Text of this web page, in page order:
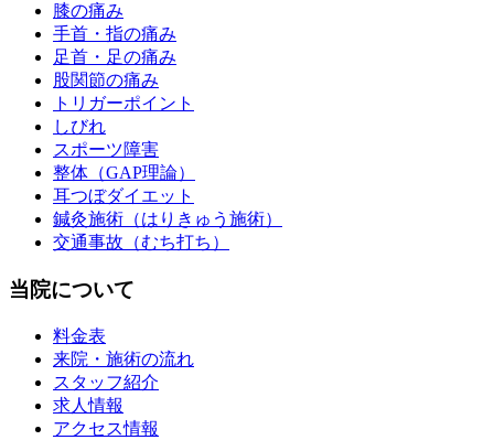
膝の痛み
手首・指の痛み
足首・足の痛み
股関節の痛み
トリガーポイント
しびれ
スポーツ障害
整体（GAP理論）
耳つぼダイエット
鍼灸施術（はりきゅう施術）
交通事故（むち打ち）
当院について
料金表
来院・施術の流れ
スタッフ紹介
求人情報
アクセス情報